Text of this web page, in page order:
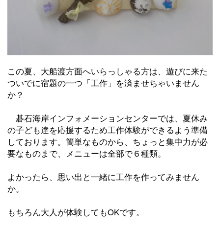
この夏、大船渡方面へいらっしゃる方は、遊びに来た
ついでに宿題の一つ「工作」を済ませちゃいません
か？
碁石海岸インフォメーションセンターでは、夏休み
の子ども達を応援するため工作体験ができるよう準備
しております。簡単なものから、ちょっと集中力が必
要なものまで、メニューは全部で６種類。
よかったら、思い出と一緒に工作を作ってみません
か。
もちろん大人が体験してもOKです。